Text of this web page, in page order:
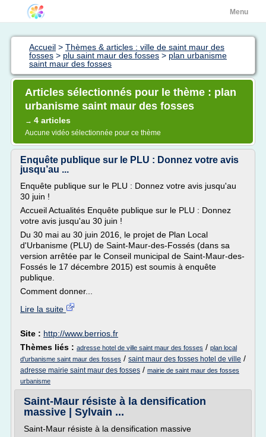
Menu
Accueil > Thèmes & articles : ville de saint maur des
fosses > plu saint maur des fosses > plan urbanisme
saint maur des fosses
Articles sélectionnés pour le thème : plan
urbanisme saint maur des fosses
→ 4 articles
Aucune vidéo sélectionnée pour ce thème
Enquête publique sur le PLU : Donnez votre avis
jusqu’au ...
Enquête publique sur le PLU : Donnez votre avis jusqu'au
30 juin !
Accueil Actualités Enquête publique sur le PLU : Donnez
votre avis jusqu'au 30 juin !
Du 30 mai au 30 juin 2016, le projet de Plan Local
d'Urbanisme (PLU) de Saint-Maur-des-Fossés (dans sa
version arrêtée par le Conseil municipal de Saint-Maur-des-
Fossés le 17 décembre 2015) est soumis à enquête
publique.
Comment donner...
Lire la suite
Site : http://www.berrios.fr
Thèmes liés : adresse hotel de ville saint maur des fosses / plan local
d'urbanisme saint maur des fosses / saint maur des fosses hotel de ville /
adresse mairie saint maur des fosses / mairie de saint maur des fosses
urbanisme
Saint-Maur résiste à la densification
massive | Sylvain ...
Saint-Maur résiste à la densification massive